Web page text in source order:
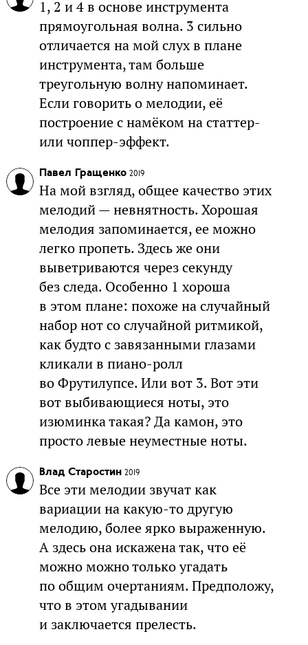
1, 2 и 4 в основе инструмента
прямоугольная волна. 3 сильно
отличается на мой слух в плане
инструмента, там больше
треугольную волну напоминает.
Если говорить о мелодии, её
построение с намёком на статтер-
или чоппер-эффект.
Павел Гращенко 2019
На мой взгляд, общее качество этих
мелодий — невнятность. Хорошая
мелодия запоминается, ее можно
легко пропеть. Здесь же они
выветриваются через секунду
без следа. Особенно 1 хороша
в этом плане: похоже на случайный
набор нот со случайной ритмикой,
как будто с завязанными глазами
кликали в пиано-ролл
во Фрутилупсе. Или вот 3. Вот эти
вот выбивающиеся ноты, это
изюминка такая? Да камон, это
просто левые неуместные ноты.
Влад Старостин 2019
Все эти мелодии звучат как
вариации на какую-то другую
мелодию, более ярко выраженную.
А здесь она искажена так, что её
можно можно только угадать
по общим очертаниям. Предположу,
что в этом угадывании
и заключается прелесть.